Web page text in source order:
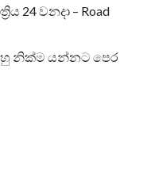
24 වනදා – Road
නික්ම යන්නට පෙර